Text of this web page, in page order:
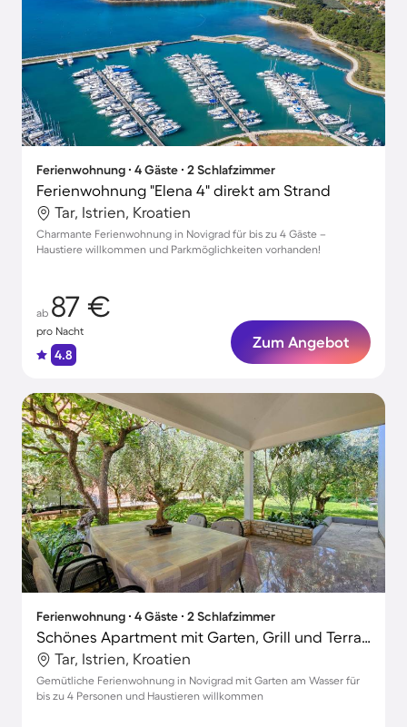
Ferienwohnung ∙ 4 Gäste ∙ 2 Schlafzimmer
Ferienwohnung "Elena 4" direkt am Strand
Tar, Istrien, Kroatien
Charmante Ferienwohnung in Novigrad für bis zu 4 Gäste –
Haustiere willkommen und Parkmöglichkeiten vorhanden!
ab 87 €
pro Nacht
4.8
Zum Angebot
Ferienwohnung ∙ 4 Gäste ∙ 2 Schlafzimmer
Schönes Apartment mit Garten, Grill und Terrasse | Ideal für Homeoffice | Hunde erlaubt
Tar, Istrien, Kroatien
Gemütliche Ferienwohnung in Novigrad mit Garten am Wasser für
bis zu 4 Personen und Haustieren willkommen